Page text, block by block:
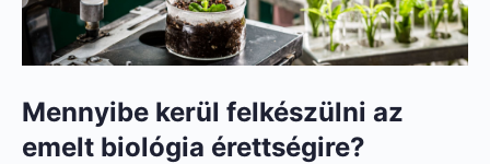
Mennyibe kerül felkészülni az
emelt biológia érettségire?